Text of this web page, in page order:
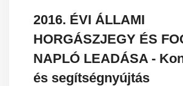
2016. ÉVI ÁLLAMI
HORGÁSZJEGY ÉS
NAPLÓ LEADÁSA -
és segítségnyújtás